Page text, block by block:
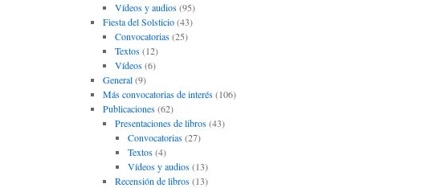
Vídeos y audios(95)
Fiesta del Solsticio(43)
Convocatorias(25)
Textos(12)
Vídeos(6)
General(9)
Más convocatorias de interés(106)
Publicaciones(62)
Presentaciones de libros(43)
Convocatorias(27)
Textos(4)
Vídeos y audios(13)
Recensión de libros(13)